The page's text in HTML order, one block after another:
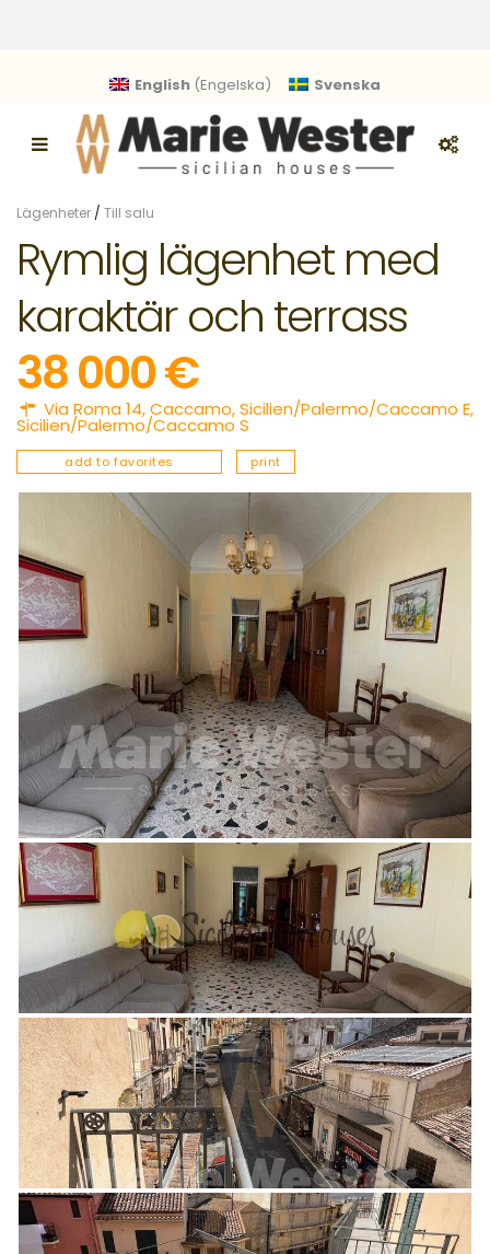
English(Engelska) Svenska
Lägenheter / Till salu
Rymlig lägenhet med
karaktär och terrass
38 000 €
Via Roma 14,Caccamo,Sicilien/Palermo/Caccamo E,
Sicilien/Palermo/Caccamo S
add to favorites print